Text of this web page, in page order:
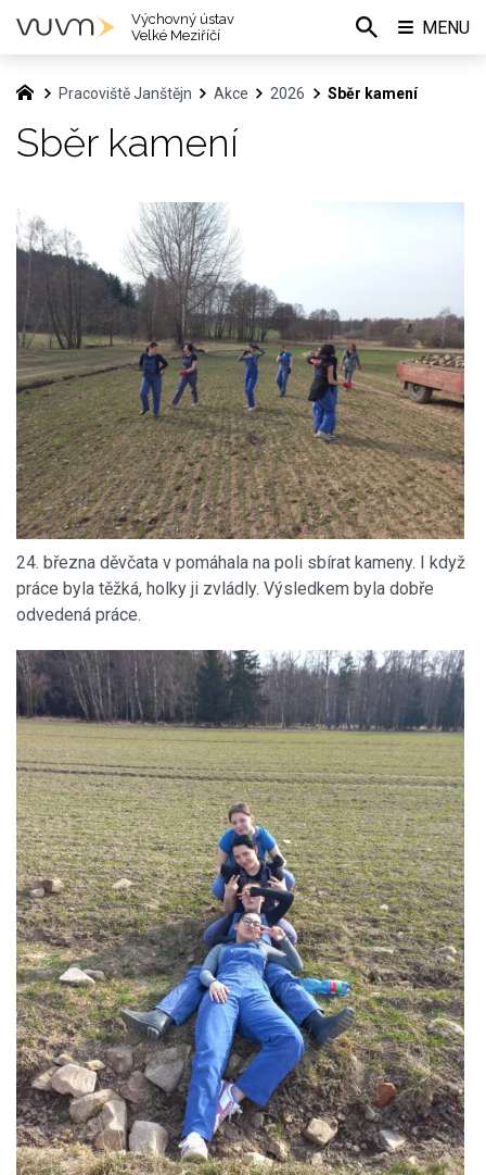
Pracoviště Janštějn Akce 2026 Sběr kamení
Sběr kamení
24. března děvčata v pomáhala na poli sbírat kameny. I když
práce byla těžká, holky ji zvládly. Výsledkem byla dobře
odvedená práce.
Výchovný ústav
Velké Meziříčí
MENU